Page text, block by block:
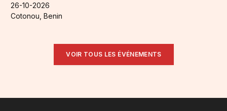
26-10-2026
Cotonou, Benin
VOIR TOUS LES ÉVÉNEMENTS